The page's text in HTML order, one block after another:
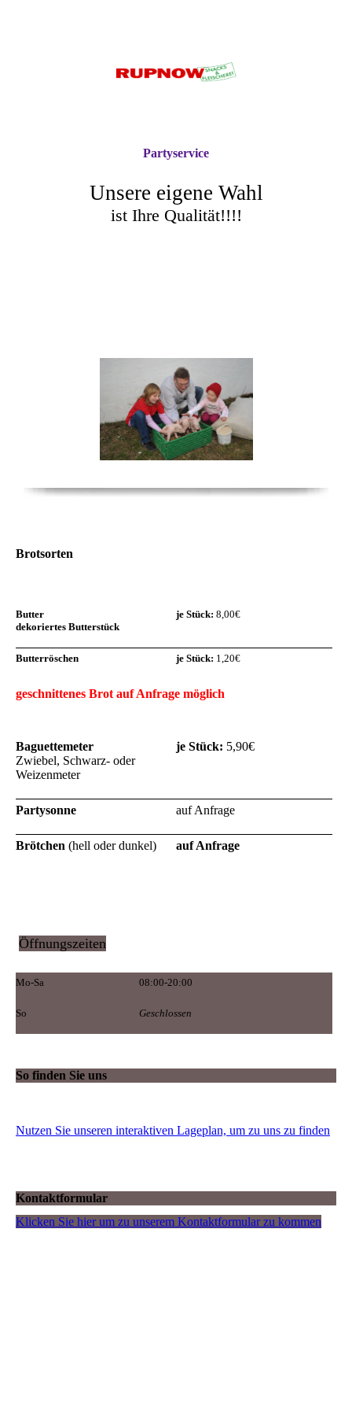
Unsere eigene Wahl
ist Ihre Qualität!!!!
Partyservice
Brotsorten
Butter
dekoriertes Butterstück
je Stück: 8,00€
Butterröschen je Stück: 1,20€
geschnittenes Brot auf Anfrage möglich
Baguettemeter
Zwiebel, Schwarz- oder
Weizenmeter
je Stück: 5,90€
Partysonne auf Anfrage
Brötchen (hell oder dunkel) auf Anfrage
Öffnungszeiten
Mo-Sa 08:00-20:00
So Geschlossen
So finden Sie uns
Nutzen Sie unseren interaktiven La­ge­plan, um zu uns zu finden
Kontaktformular
Klicken Sie hier um zu unserem Kon­takt­for­mu­lar zu kommen